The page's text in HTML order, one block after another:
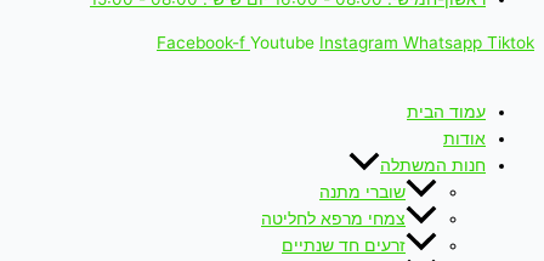
Facebook-f Youtube Instagram Whatsapp Tiktok
עמוד הבית
אודות
חנות המשתלה
שוברי מתנה
צמחי מרפא לחליטה
זרעים חד שנתיים